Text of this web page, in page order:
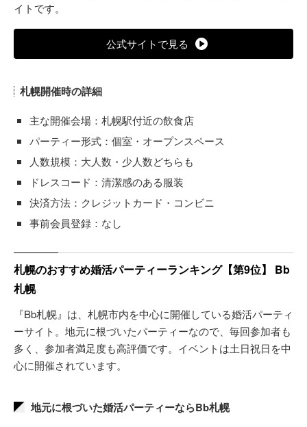
イトです。
公式サイトで見る
札幌開催時の詳細
主な開催会場：札幌駅付近の飲食店
パーティー形式：個室・オープンスペース
人数規模：大人数・少人数どちらも
ドレスコード：清潔感のある服装
決済方法：クレジットカード・コンビニ
事前会員登録：なし
札幌のおすすめ婚活パーティーランキング【第9位】 Bb
札幌
『Bb札幌』は、札幌市内を中心に開催している婚活パーティ
ーサイト。地元に根づいたパーティーなので、毎回参加者も
多く、参加者満足度も高評価です。イベントは土日祝日を中
心に開催されています。
地元に根づいた婚活パーティーならBb札幌